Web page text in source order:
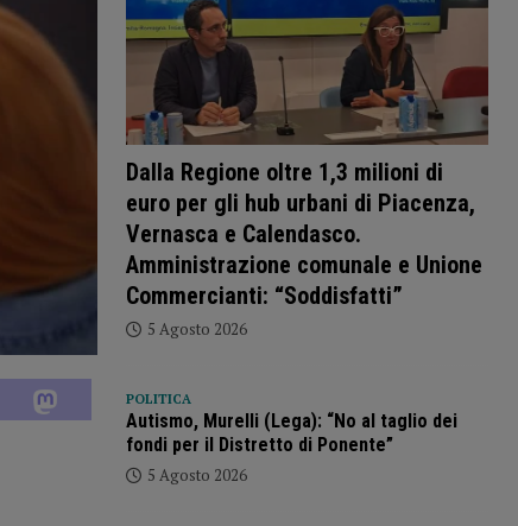
Dalla Regione oltre 1,3 milioni di
euro per gli hub urbani di Piacenza,
Vernasca e Calendasco.
Amministrazione comunale e Unione
Commercianti: “Soddisfatti”
5 Agosto 2026
POLITICA
Autismo, Murelli (Lega): “No al taglio dei
fondi per il Distretto di Ponente”
5 Agosto 2026